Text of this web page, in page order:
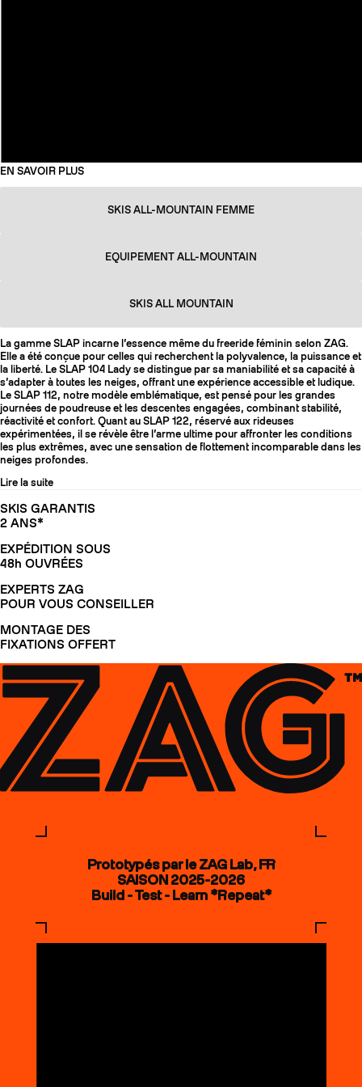
EN SAVOIR PLUS
SKIS ALL-MOUNTAIN FEMME
EQUIPEMENT ALL-MOUNTAIN
SKIS ALL MOUNTAIN
La gamme SLAP incarne l’essence même du freeride féminin selon ZAG.
Elle a été conçue pour celles qui recherchent la polyvalence, la puissance et
la liberté. Le SLAP 104 Lady se distingue par sa maniabilité et sa capacité à
s’adapter à toutes les neiges, offrant une expérience accessible et ludique.
Le SLAP 112, notre modèle emblématique, est pensé pour les grandes
journées de poudreuse et les descentes engagées, combinant stabilité,
réactivité et confort. Quant au SLAP 122, réservé aux rideuses
expérimentées, il se révèle être l’arme ultime pour affronter les conditions
les plus extrêmes, avec une sensation de flottement incomparable dans les
neiges profondes.
Lire la suite
SKIS GARANTIS
2 ANS*
EXPÉDITION SOUS
48h OUVRÉES
EXPERTS ZAG
POUR VOUS CONSEILLER
MONTAGE DES
FIXATIONS OFFERT
Prototypés par le ZAG Lab, FR
SAISON 2025-2026
Build - Test - Learn *Repeat*